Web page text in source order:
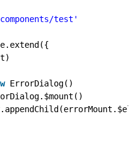
test'
ErrorDialog()